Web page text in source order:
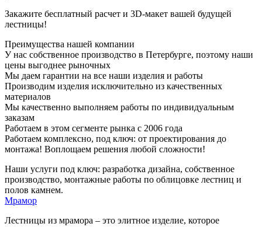
Закажите бесплатный расчет и 3D-макет вашей будущей
лестницы!
Преимущества нашей компании
У нас собственное производство в Петербурге, поэтому наши
цены выгоднее рыночных
Мы даем гарантии на все наши изделия и работы
Производим изделия исключительно из качественных
материалов
Мы качественно выполняем работы по индивидуальным
заказам
Работаем в этом сегменте рынка с 2006 года
Работаем комплексно, под ключ: от проектирования до
монтажа! Воплощаем решения любой сложности!
Наши услуги под ключ: разработка дизайна, собственное
производство, монтажные работы по облицовке лестниц и
полов камнем.
Мрамор
Лестницы из мрамора – это элитное изделие, которое